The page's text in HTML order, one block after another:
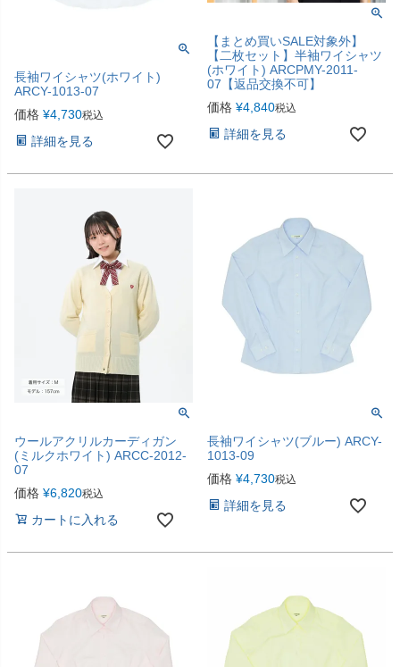
長袖ワイシャツ(ホワイト)
ARCY-1013-07
価格 ¥4,730税込
詳細を見る
【まとめ買いSALE対象外】
【二枚セット】半袖ワイシャツ
(ホワイト) ARCPMY-2011-
07【返品交換不可】
価格 ¥4,840税込
詳細を見る
ウールアクリルカーディガン
(ミルクホワイト) ARCC-2012-
07
価格 ¥6,820税込
カートに入れる
長袖ワイシャツ(ブルー) ARCY-
1013-09
価格 ¥4,730税込
詳細を見る